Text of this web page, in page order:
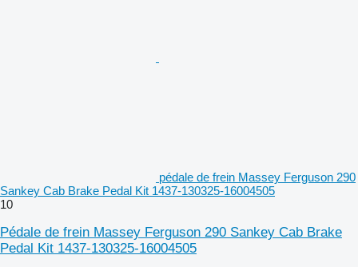
pédale de frein Massey Ferguson 290
Sankey Cab Brake Pedal Kit 1437-130325-16004505
10
Pédale de frein Massey Ferguson 290 Sankey Cab Brake
Pedal Kit 1437-130325-16004505